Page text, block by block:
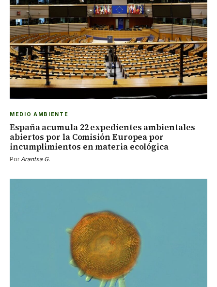
MEDIO AMBIENTE
España acumula 22 expedientes ambientales
abiertos por la Comisión Europea por
incumplimientos en materia ecológica
PorArantxa G.